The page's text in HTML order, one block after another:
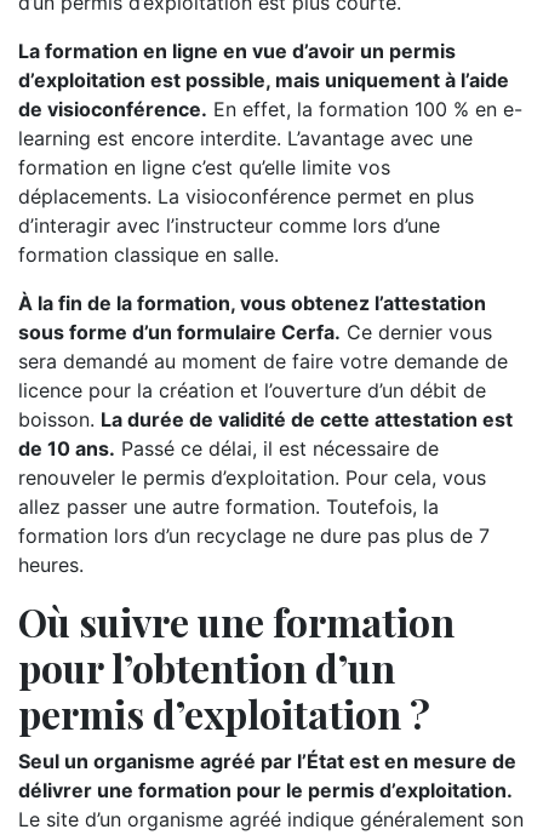
La formation en ligne en vue d’avoir un permis
d’exploitation est possible, mais uniquement à l’aide
de visioconférence. En effet, la formation 100 % en e-
learning est encore interdite. L’avantage avec une
formation en ligne c’est qu’elle limite vos
déplacements. La visioconférence permet en plus
d’interagir avec l’instructeur comme lors d’une
formation classique en salle.
À la fin de la formation, vous obtenez l’attestation
sous forme d’un formulaire Cerfa. Ce dernier vous
sera demandé au moment de faire votre demande de
licence pour la création et l’ouverture d’un débit de
boisson. La durée de validité de cette attestation est
de 10 ans. Passé ce délai, il est nécessaire de
renouveler le permis d’exploitation. Pour cela, vous
allez passer une autre formation. Toutefois, la
formation lors d’un recyclage ne dure pas plus de 7
heures.
Où suivre une formation
pour l’obtention d’un
permis d’exploitation ?
Seul un organisme agréé par l’État est en mesure de
délivrer une formation pour le permis d’exploitation.
Le site d’un organisme agréé indique généralement son